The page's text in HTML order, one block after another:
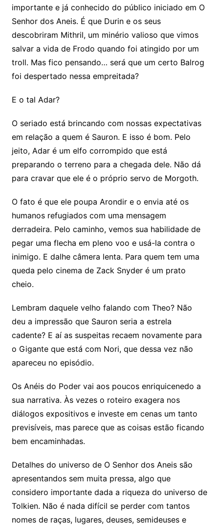
importante e já conhecido do público iniciado em O
Senhor dos Aneis. É que Durin e os seus
descobriram Mithril, um minério valioso que vimos
salvar a vida de Frodo quando foi atingido por um
troll. Mas fico pensando… será que um certo Balrog
foi despertado nessa empreitada?
E o tal Adar?
O seriado está brincando com nossas expectativas
em relação a quem é Sauron. E isso é bom. Pelo
jeito, Adar é um elfo corrompido que está
preparando o terreno para a chegada dele. Não dá
para cravar que ele é o próprio servo de Morgoth.
O fato é que ele poupa Arondir e o envia até os
humanos refugiados com uma mensagem
derradeira. Pelo caminho, vemos sua habilidade de
pegar uma flecha em pleno voo e usá-la contra o
inimigo. E dalhe câmera lenta. Para quem tem uma
queda pelo cinema de Zack Snyder é um prato
cheio.
Lembram daquele velho falando com Theo? Não
deu a impressão que Sauron seria a estrela
cadente? E aí as suspeitas recaem novamente para
o Gigante que está com Nori, que dessa vez não
apareceu no episódio.
Os Anéis do Poder vai aos poucos enriquicenedo a
sua narrativa. Às vezes o roteiro exagera nos
diálogos expositivos e investe em cenas um tanto
previsíveis, mas parece que as coisas estão ficando
bem encaminhadas.
Detalhes do universo de O Senhor dos Aneis são
apresentandos sem muita pressa, algo que
considero importante dada a riqueza do universo de
Tolkien. Não é nada difícil se perder com tantos
nomes de raças, lugares, deuses, semideuses e